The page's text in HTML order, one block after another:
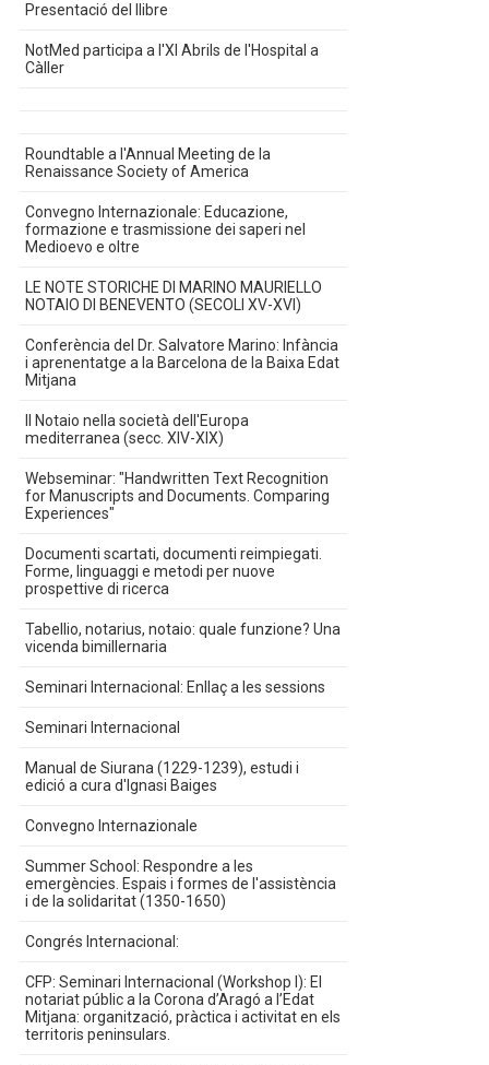
Presentació del llibre
NotMed participa a l'XI Abrils de l'Hospital a
Càller
Roundtable a l'Annual Meeting de la
Renaissance Society of America
Convegno Internazionale: Educazione,
formazione e trasmissione dei saperi nel
Medioevo e oltre
LE NOTE STORICHE DI MARINO MAURIELLO
NOTAIO DI BENEVENTO (SECOLI XV-XVI)
Conferència del Dr. Salvatore Marino: Infància
i aprenentatge a la Barcelona de la Baixa Edat
Mitjana
Il Notaio nella società dell'Europa
mediterranea (secc. XIV-XIX)
Webseminar: "Handwritten Text Recognition
for Manuscripts and Documents. Comparing
Experiences"
Documenti scartati, documenti reimpiegati.
Forme, linguaggi e metodi per nuove
prospettive di ricerca
Tabellio, notarius, notaio: quale funzione? Una
vicenda bimillernaria
Seminari Internacional: Enllaç a les sessions
Seminari Internacional
Manual de Siurana (1229-1239), estudi i
edició a cura d'Ignasi Baiges
Convegno Internazionale
Summer School: Respondre a les
emergències. Espais i formes de l'assistència
i de la solidaritat (1350-1650)
Congrés Internacional:
CFP: Seminari Internacional (Workshop I): El
notariat públic a la Corona d’Aragó a l’Edat
Mitjana: organització, pràctica i activitat en els
territoris peninsulars.